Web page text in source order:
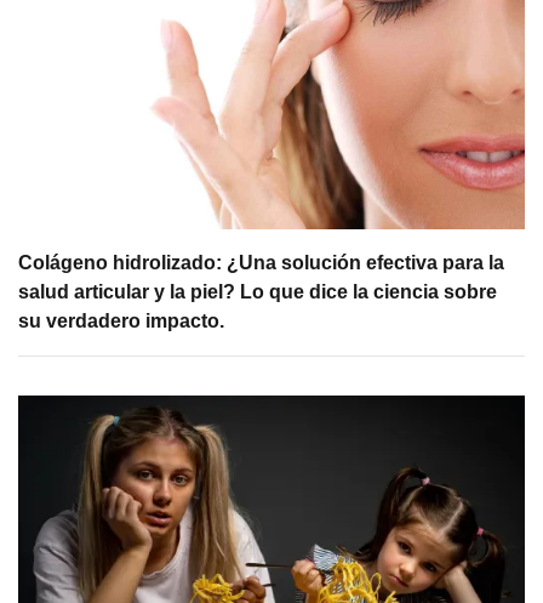
Colágeno hidrolizado: ¿Una solución efectiva para la
salud articular y la piel? Lo que dice la ciencia sobre
su verdadero impacto.